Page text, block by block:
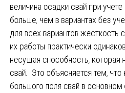
величина осадки свай при
больше, чем в вариантах без
для всех вариантов жесткость
их работы практически
несущая способность,
свай. Это объясняется тем,
большого поля свай в основном